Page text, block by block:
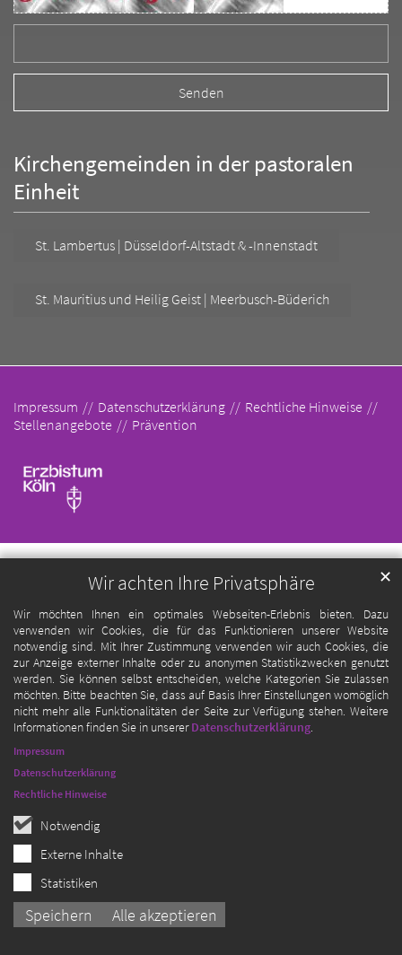
Wir achten Ihre Privatsphäre
Wir möchten Ihnen ein optimales Webseiten-Erlebnis bieten. Dazu
verwenden wir Cookies, die für das Funktionieren unserer Website
notwendig sind. Mit Ihrer Zustimmung verwenden wir auch Cookies, die
zur Anzeige externer Inhalte oder zu anonymen Statistikzwecken genutzt
werden. Sie können selbst entscheiden, welche Kategorien Sie zulassen
möchten. Bitte beachten Sie, dass auf Basis Ihrer Einstellungen womöglich
nicht mehr alle Funktionalitäten der Seite zur Verfügung stehen. Weitere
Informationen finden Sie in unsererDatenschutzerklärung.
Notwendig
Externe Inhalte
Statistiken
Speichern Alle akzeptieren
✕
Impressum
Datenschutzerklärung
Rechtliche Hinweise
Kirchengemeinden in der pastoralen
Einheit
St. Lambertus | Düsseldorf-Altstadt & -Innenstadt
St. Mauritius und Heilig Geist | Meerbusch-Büderich
Impressum Datenschutzerklärung
Rechtliche Hinweise
Stellenangebote
Prävention